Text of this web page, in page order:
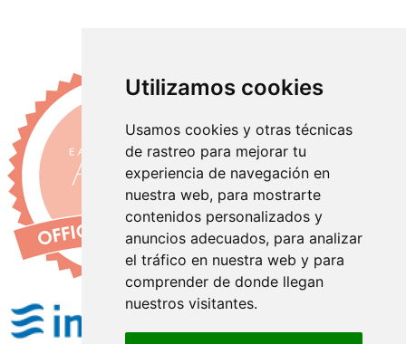
Utilizamos cookies
Usamos cookies y otras técnicas
de rastreo para mejorar tu
experiencia de navegación en
nuestra web, para mostrarte
contenidos personalizados y
anuncios adecuados, para analizar
el tráfico en nuestra web y para
comprender de donde llegan
nuestros visitantes.